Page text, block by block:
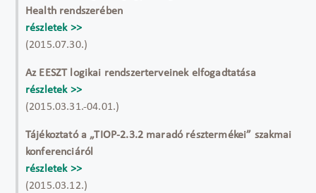
Health rendszerében
részletek >>
(2015.07.30.)
Az EESZT logikai rendszerterveinek elfogadtatása
részletek >>
(2015.03.31.-04.01.)
Tájékoztató a „TIOP-2.3.2 maradó résztermékei” szakmai
konferenciáról
részletek >>
(2015.03.12.)